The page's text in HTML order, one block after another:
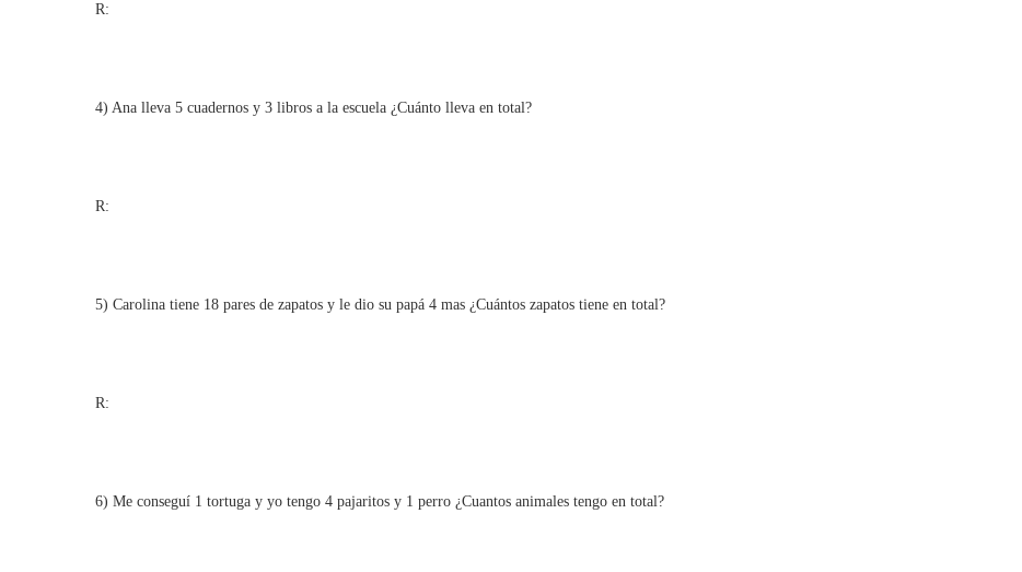
R:
4) Ana lleva 5 cuadernos y 3 libros a la escuela ¿Cuánto lleva en total?
R:
5) Carolina tiene 18 pares de zapatos y le dio su papá 4 mas ¿Cuántos zapatos tiene en total?
R:
6) Me conseguí 1 tortuga y yo tengo 4 pajaritos y 1 perro ¿Cuantos animales tengo en total?